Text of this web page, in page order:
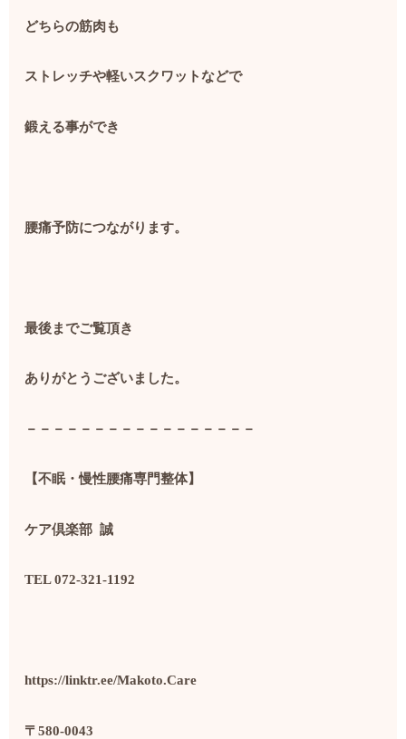
どちらの筋肉も
ストレッチや軽いスクワットなどで
鍛える事ができ
腰痛予防につながります。
最後までご覧頂き
ありがとうございました。
－－－－－－－－－－－－－－－－－
【不眠・慢性腰痛専門整体】
ケア倶楽部 誠
TEL 072-321-1192
https://linktr.ee/Makoto.Care
〒580-0043